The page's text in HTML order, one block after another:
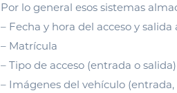
Por lo general esos sistemas
– Fecha y hora del acceso y
– Matrícula
– Tipo de acceso (entrada o salida)
– Imágenes del vehículo